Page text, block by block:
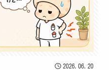
2026.06.20